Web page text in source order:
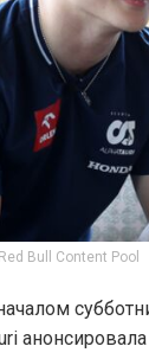
Bull Content Pool